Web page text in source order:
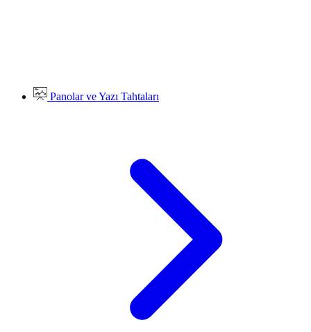
Panolar ve Yazı Tahtaları